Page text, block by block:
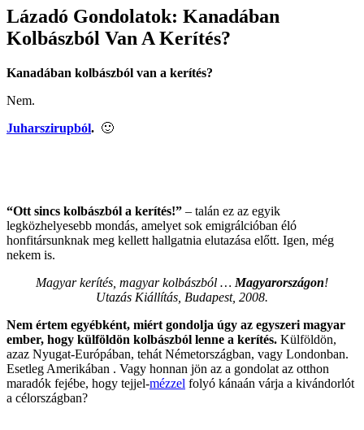
Lázadó Gondolatok: Kanadában
Kolbászból Van A Kerítés?
Kanadában kolbászból van a kerítés?
Nem.
Juharszirupból. 🙂
“Ott sincs kolbászból a kerítés!” – talán ez az egyik
legközhelyesebb mondás, amelyet sok emigrálcióban éló
honfitársunknak meg kellett hallgatnia elutazása előtt. Igen, még
nekem is.
Magyar kerítés, magyar kolbászból … Magyarországon!
Utazás Kiállítás, Budapest, 2008.
Nem értem egyébként, miért gondolja úgy az egyszeri magyar
ember, hogy külföldön kolbászból lenne a kerítés. Külföldön,
azaz Nyugat-Európában, tehát Németországban, vagy Londonban.
Esetleg Amerikában . Vagy honnan jön az a gondolat az otthon
maradók fejébe, hogy tejjel-mézzel folyó kánaán várja a kivándorlót
a célországban?